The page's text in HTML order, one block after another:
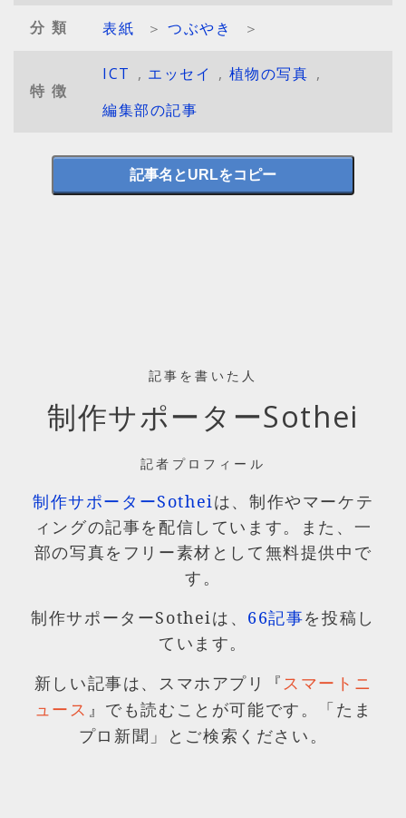
分類 表紙 ＞ つぶやき ＞
特徴
ICT , エッセイ , 植物の写真 ,
編集部の記事
記事名とURLをコピー
記事を書いた人
制作サポーターSothei
記者プロフィール
制作サポーターSotheiは、制作やマーケテ
ィングの記事を配信しています。また、一
部の写真をフリー素材として無料提供中で
す。
制作サポーターSotheiは、 66記事を投稿し
ています。
新しい記事は、スマホアプリ『 スマートニ
ュース 』でも読むことが可能です。「たま
プロ新聞」とご検索ください。